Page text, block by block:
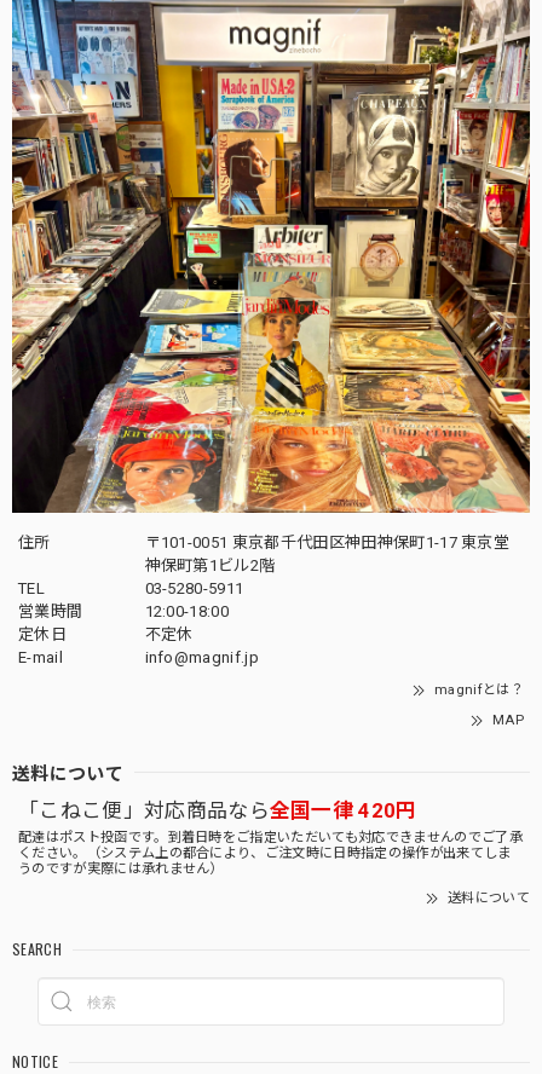
住所
〒101-0051 東京都千代田区神田神保町1-17 東京堂
神保町第1ビル2階
TEL
03-5280-5911
営業時間
12:00-18:00
定休日
不定休
E-mail
info@magnif.jp
magnifとは？
MAP
送料について
「こねこ便」対応商品なら全国一律 420円
配達はポスト投函です。到着日時をご指定いただいても対応できませんのでご了承
ください。（システム上の都合により、ご注文時に日時指定の操作が出来てしま
うのですが実際には承れません）
送料について
SEARCH
NOTICE